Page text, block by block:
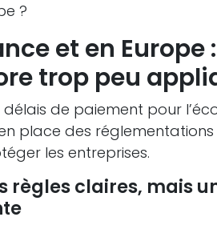
?
et en Europe
trop peu
de paiement pour
place des
les entreprises.
règles claires, mais